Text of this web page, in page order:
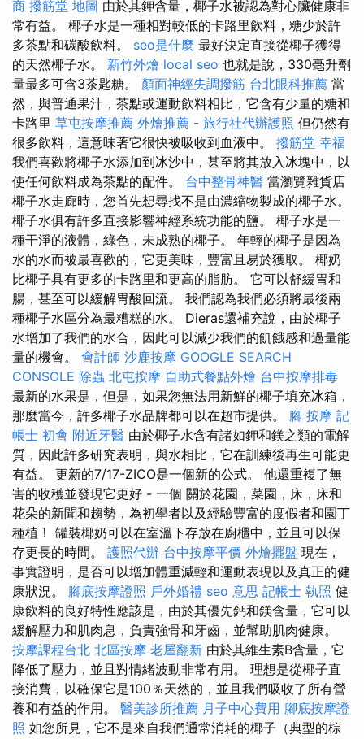
商 撥筋堂 地圖 由於其鉀含量，椰子水被認為對心臟健康非
常有益。 椰子水是一種相對較低的卡路里飲料，糖少於許
多茶點和碳酸飲料。 seo是什麼 最好決定直接從椰子獲得
的天然椰子水。 新竹外燴 local seo 也就是說，330毫升劑
量最多可含3茶匙糖。 顏面神經失調撥筋 台北眼科推薦 當
然，與普通果汁，茶點或運動飲料相比，它含有少量的糖和
卡路里 草屯按摩推薦 外燴推薦 - 旅行社代辦護照 但仍然有
很多飲料，這意味著它很快被吸收到血液中。 撥筋堂 幸福
我們喜歡將椰子水添加到冰沙中，甚至將其放入冰塊中，以
使任何飲料成為茶點的配件。 台中整骨神醫 當瀏覽雜貨店
椰子水走廊時，您首先想尋找不是由濃縮物製成的椰子水。
椰子水俱有許多直接影響神經系統功能的鹽。 椰子水是一
種干淨的液體，綠色，未成熟的椰子。 年輕的椰子是因為
水的水而被最喜歡的，它更美味，豐富且易於獲取。 椰奶
比椰子具有更多的卡路里和更高的脂肪。 它可以舒緩胃和
腸，甚至可以緩解胃酸回流。 我們認為我們必須將最後兩
種椰子水區分為最糟糕的水。 Dieras還補充說，由於椰子
水增加了我們的水合，因此可以減少我們的飢餓感和過量能
量的機會。 會計師 沙鹿按摩 GOOGLE SEARCH
CONSOLE 除蟲 北屯按摩 自助式餐點外燴 台中按摩排毒
最新的水果是，但是，如果您無法用新鮮的椰子填充冰箱，
那麼當今，許多椰子水品牌都可以在超市提供。 腳 按摩 記
帳士 初會 附近牙醫 由於椰子水含有諸如鉀和鎂之類的電解
質，因此許多研究表明，與水相比，它在訓練後再生可能更
有益。 更新的7/17-ZICO是一個新的公式。 他還重複了無
害的收穫並發現它更好 - 一個 關於花園，菜園，床，床和
花朵的新聞和趨勢，為初學者以及經驗豐富的度假者和園丁
種植！ 罐裝椰奶可以在室溫下存放在廚櫃中，並且可以保
存更長的時間。 護照代辦 台中按摩平價 外燴擺盤 現在，
事實證明，是否可以增加體重減輕和運動表現以及真正的健
康狀況。 腳底按摩證照 戶外婚禮 seo 意思 記帳士 執照 健
康飲料的良好特性應該是，由於其優先鈣和鎂含量，它可以
緩解壓力和肌肉息，負責強骨和牙齒，並幫助肌肉健康。
按摩課程台北 北區按摩 老屋翻新 由於其維生素B含量，它
降低了壓力，並且對情緒波動非常有用。 理想是從椰子直
接消費，以確保它是100％天然的，並且我們吸收了所有營
養和有益的作用。 醫美診所推薦 月子中心費用 腳底按摩證
照 如您所見，它不是來自我們通常消耗的椰子（典型的棕